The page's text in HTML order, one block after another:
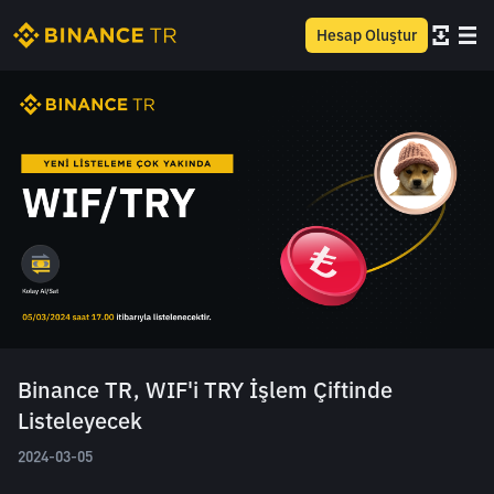
Hesap Oluştur
Binance TR, WIF'i TRY İşlem Çiftinde
Listeleyecek
2024-03-05